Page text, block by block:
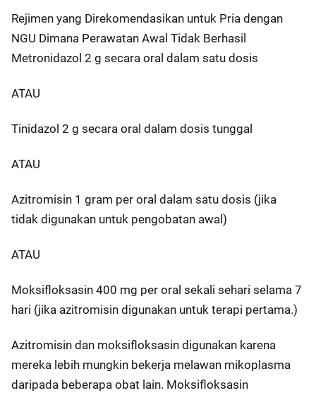
Rejimen yang Direkomendasikan untuk Pria dengan
NGU Dimana Perawatan Awal Tidak Berhasil
Metronidazol 2 g secara oral dalam satu dosis
ATAU
Tinidazol 2 g secara oral dalam dosis tunggal
ATAU
Azitromisin 1 gram per oral dalam satu dosis (jika
tidak digunakan untuk pengobatan awal)
ATAU
Moksifloksasin 400 mg per oral sekali sehari selama 7
hari (jika azitromisin digunakan untuk terapi pertama.)
Azitromisin dan moksifloksasin digunakan karena
mereka lebih mungkin bekerja melawan mikoplasma
daripada beberapa obat lain. Moksifloksasin